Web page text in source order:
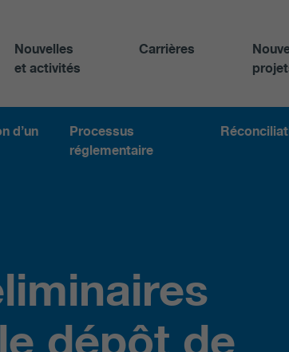
Nouvelles
et activités
Carrières
d’un
Processus
réglementaire
dépôt de